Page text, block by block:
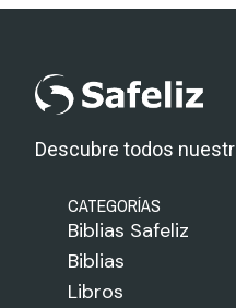
Descubre todos
CATEGORÍAS
Biblias Safeliz
Biblias
Libros